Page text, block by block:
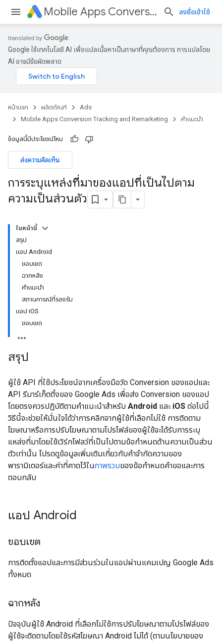
Mobile Apps Conversion Tracking and Remarketing ลงชื่อเข้าใช้
Google ใช้เทคโนโลยี AI เพื่อแปลเนื้อหาเป็นภาษาที่คุณต้องการ การแปลโดย
AI อาจมีข้อผิดพลาด
หน้าแรก ผลิตภัณฑ์
Ads
Mobile Apps Conversion Tracking and Remarketing
คำแนะนำ
ข้อมูลนี้มีประโยชน์ไหม
ส่งความคิดเห็น
การระบุแหล่งที่มาของแอปที่เป็นไปตาม
ความเป็นส่วนตัว
ในหน้านี้
สรุป
แอป Android
ขอบเขต
ฉากหลัง
คำแนะนำ
สถานการณ์ที่รองรับ
แอป iOS
ขอบเขต
สรุป
ผู้ใช้ API ที่ใช้ประโยชน์จากเครื่องมือวัด Conversion ของแอปและ
API รีมาร์เก็ตติ้งของ Google Ads เพื่อส่ง Conversion ของแอป
โดยตรงควรปฏิบัติตามคำแนะนำสำหรับ Android และ iOS ต่อไปนี้
วิธีนี้จะช่วยให้มั่นใจได้ว่าการคลิกจากผู้ใช้ที่เลือกไม่ใช้ การติดตาม
โฆษณาหรือการปรับโฆษณาตามโปรไฟล์ของผู้ใช้จะได้รับการระบุ
แหล่งที่มาโดยใช้เวิร์กโฟลว์ที่เป็นไปตามข้อกำหนดด้านความเป็นส่วน
ตัวเท่านั้น โปรดดูข้อมูลเพิ่มเติมเกี่ยวกับคำจำกัดความของ
พารามิเตอร์และค่าที่คาดไว้ในภาพรวมของข้อกำหนดคำขอและการ
ตอบกลับ
แอป Android
ขอบเขต
การติดตั้งแอปและการมีส่วนร่วมในแอปผ่านแคมเปญ Google Ads
ทั้งหมด
ฉากหลัง
ปัจจุบันผู้ใช้ Android ที่เลือกไม่ใช้การปรับโฆษณาตามโปรไฟล์ของ
ผู้ใช้จะติดตามโดยใช้รหัสโฆษณา Android ไม่ได้ (ตามนโยบายของ